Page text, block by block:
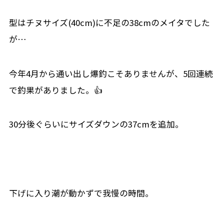
型はチヌサイズ(40cm)に不足の38cmのメイタでした
が…
今年4月から通い出し爆釣こそありませんが、5回連続
で釣果がありました。👍
30分後ぐらいにサイズダウンの37cmを追加。
下げに入り潮が動かずで我慢の時間。